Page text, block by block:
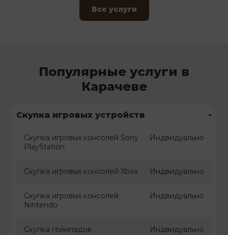
Все услуги
Популярные услуги в
Карачеве
Скупка игровых устройств -
Скупка игровых консолей Sony
PlayStation
Индвидуально
Скупка игровых консолей Xbox Индвидуально
Скупка игровых консолей
Nintendo
Индвидуально
Скупка геймпадов Индвидуально